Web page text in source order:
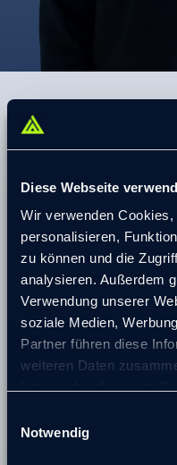
Diese Webseite
Wir verwenden
personalisieren,
zu können und die
analysieren. Außerdem
Verwendung unserer
soziale Medien,
Partner führen diese
weiteren Daten
© 2026 transformis
Notwendig
Projekterfahrung
Umsetzung von
internationalen
Familienunternehmen,
Design und
prozessual, personell)
reinen
Dienstleistungs-
Vertrieb (Strom,
Gestaltung und